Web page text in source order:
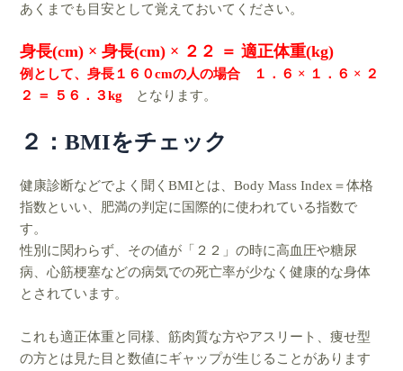
あくまでも目安として覚えておいてください。
身長(cm) × 身長(cm) × ２２ ＝ 適正体重(kg)
例として、身長１６０cmの人の場合 １．６ × １．６ × ２
２ ＝ ５６．３kg となります。
２：BMIをチェック
健康診断などでよく聞くBMIとは、Body Mass Index＝体格
指数といい、肥満の判定に国際的に使われている指数で
す。
性別に関わらず、その値が「２２」の時に高血圧や糖尿
病、心筋梗塞などの病気での死亡率が少なく健康的な身体
とされています。
これも適正体重と同様、筋肉質な方やアスリート、痩せ型
の方とは見た目と数値にギャップが生じる ことがあります